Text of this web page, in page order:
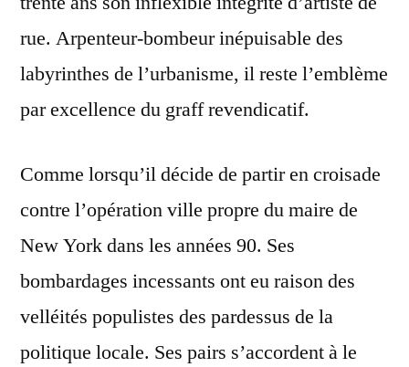
rue. Arpenteur-bombeur inépuisable des
labyrinthes de l’urbanisme, il reste l’emblème
par excellence du graff revendicatif.
Comme lorsqu’il décide de partir en croisade
contre l’opération ville propre du maire de
New York dans les années 90. Ses
bombardages incessants ont eu raison des
velléités populistes des pardessus de la
politique locale. Ses pairs s’accordent à le